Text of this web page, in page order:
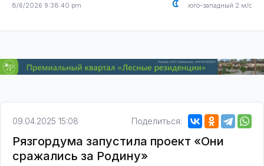
8/6/2026 9:38:41 pm
юго-западный 2 м/с
09.04.2025 15:08 Поделиться:
Рязгордума запустила проект «Они
сражались за Родину»